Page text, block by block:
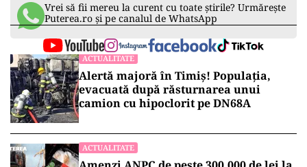
Vrei să fii mereu la curent cu toate știrile? Urmărește
Puterea.ro și pe canalul de WhatsApp
ACTUALITATE
Alertă majoră în Timiș! Populația,
evacuată după răsturnarea unui
camion cu hipoclorit pe DN68A
ACTUALITATE